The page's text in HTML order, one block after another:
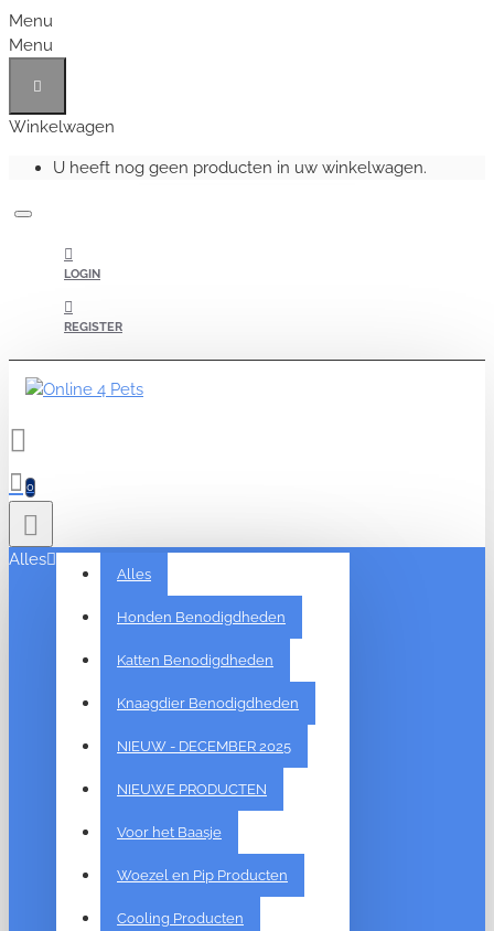
Menu
Menu
Winkelwagen
U heeft nog geen producten in uw winkelwagen.
LOGIN
REGISTER
0
Alles
Alles
Honden Benodigdheden
Katten Benodigdheden
Knaagdier Benodigdheden
NIEUW - DECEMBER 2025
NIEUWE PRODUCTEN
Voor het Baasje
Woezel en Pip Producten
Cooling Producten